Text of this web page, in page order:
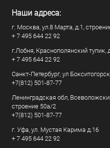
Наши адреса:
г. Москва, ул.8 Марта, д.1,
+ 7 495 644 22 92
г.Лобня, Краснополянский тупик,
+ 7 495 644 22 92
Санкт-Петербург, ул
+7(812) 501-87-77
Ленинградская обл,
строение 50а/2
+7(812) 501-87-77
г. Уфа, ул. Мустая Карима д.16
+ 7 495 644 22 92